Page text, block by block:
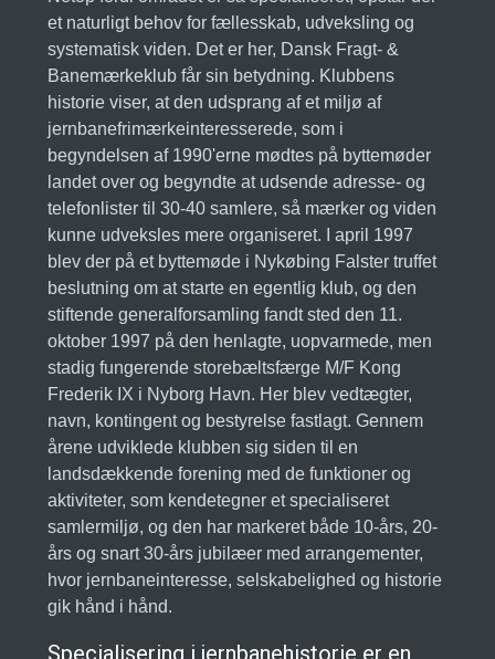
et naturligt behov for fællesskab, udveksling og
systematisk viden. Det er her, Dansk Fragt- &
Banemærkeklub får sin betydning. Klubbens
historie viser, at den udsprang af et miljø af
jernbanefrimærkeinteresserede, som i
begyndelsen af 1990'erne mødtes på byttemøder
landet over og begyndte at udsende adresse- og
telefonlister til 30-40 samlere, så mærker og viden
kunne udveksles mere organiseret. I april 1997
blev der på et byttemøde i Nykøbing Falster truffet
beslutning om at starte en egentlig klub, og den
stiftende generalforsamling fandt sted den 11.
oktober 1997 på den henlagte, uopvarmede, men
stadig fungerende storebæltsfærge M/F Kong
Frederik IX i Nyborg Havn. Her blev vedtægter,
navn, kontingent og bestyrelse fastlagt. Gennem
årene udviklede klubben sig siden til en
landsdækkende forening med de funktioner og
aktiviteter, som kendetegner et specialiseret
samlermiljø, og den har markeret både 10-års, 20-
års og snart 30-års jubilæer med arrangementer,
hvor jernbaneinteresse, selskabelighed og historie
gik hånd i hånd.
Specialisering i jernbanehistorie er en